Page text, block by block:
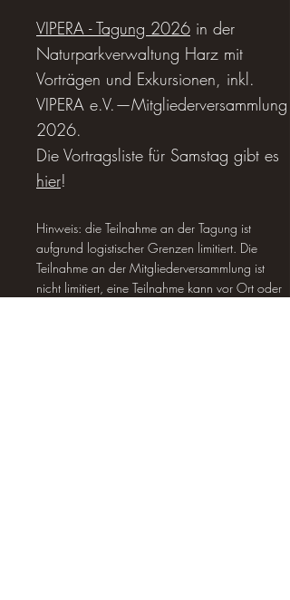
VIPERA - Tagung 2026 in der
Naturparkverwaltung Harz mit
Vorträgen und Exkursionen, inkl.
VIPERA e.V.—Mitgliederversammlung
2026.
Die Vortragsliste für Samstag gibt es
hier!
Hinweis: die Teilnahme an der Tagung ist
aufgrund logistischer Grenzen limitiert. Die
Teilnahme an der Mitgliederversammlung ist
nicht limitiert, eine Teilnahme kann vor Ort oder